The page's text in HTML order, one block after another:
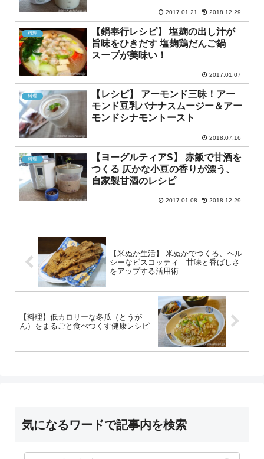
2017.01.21 2018.12.29
料理
【鍋奉行レシピ】 塩麹の出し汁が
旨味をひきだす 塩麹鶏だんご鍋
スープが美味い！
2017.01.07
料理
【レシピ】 アーモンド三昧！アー
モンド豆乳バナナスムージー＆アー
モンドシナモントースト
2018.07.16
料理
【ヨーグルティアS】 赤飯で甘酒を
つくる 仄かな小豆の香りが漂う、
自家製甘酒のレシピ
2017.01.08 2018.12.29
【米ぬか生活】 米ぬかでつくる、ヘル
シーなビスコッティ 甘味と香ばしさ
をアップする活用術
【料理】低カロリーな冬瓜（とうが
ん）をまるごと食べつくす健康レシピ
気になるワードで記事内を検索